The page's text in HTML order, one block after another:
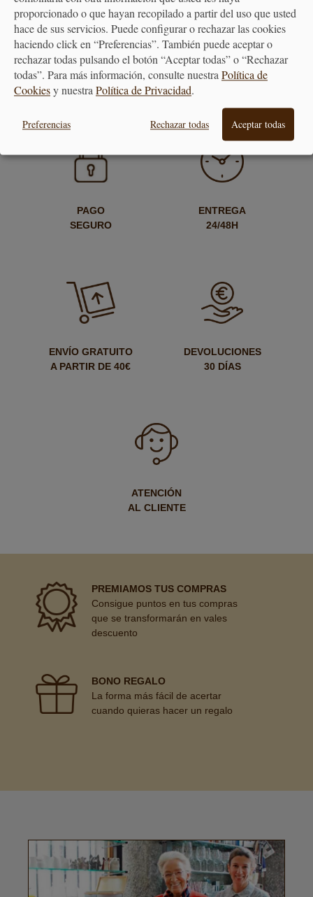
Varios Tamaños
11,00 €
PAGO
SEGURO
ENTREGA
24/48H
ENVÍO GRATUITO
A PARTIR DE 40€
DEVOLUCIONES
30 DÍAS
ATENCIÓN
AL CLIENTE
PREMIAMOS TUS COMPRAS
Consigue puntos en tus compras
que se transformarán en vales
descuento
BONO REGALO
La forma más fácil de acertar
cuando quieras hacer un regalo
proporcionado o que hayan recopilado a partir del uso que usted
hace de sus servicios. Puede configurar o rechazar las cookies
haciendo click en “Preferencias”. También puede aceptar o
rechazar todas pulsando el botón “Aceptar todas” o “Rechazar
todas”. Para más información, consulte nuestraPolítica de
Cookiesy nuestraPolítica de Privacidad.
Preferencias Rechazar todas Aceptar todas